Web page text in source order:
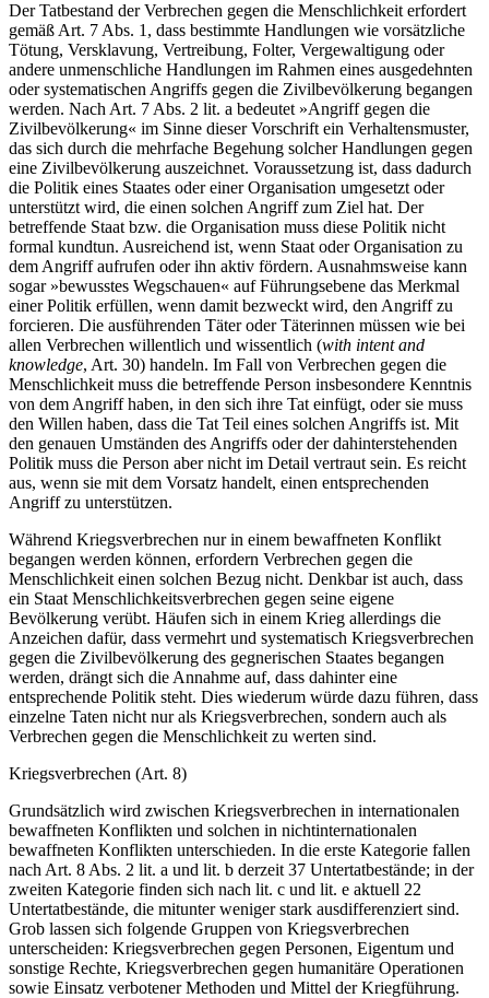
Der Tatbestand der Verbrechen gegen die Menschlichkeit erfor­dert
gemäß Art. 7 Abs. 1, dass bestimmte Handlungen wie vor­sätzliche
Tötung, Versklavung, Vertreibung, Folter, Vergewal­tigung oder
andere unmenschliche Handlungen im Rahmen eines ausgedehnten
oder systematischen Angriffs gegen die Zivilbevölkerung begangen
werden. Nach Art. 7 Abs. 2 lit. a bedeutet »Angriff gegen die
Zivilbevölkerung« im Sinne dieser Vorschrift ein Verhaltensmuster,
das sich durch die mehrfache Begehung solcher Handlungen gegen
eine Zivilbevölkerung auszeichnet. Voraussetzung ist, dass dadurch
die Politik eines Staates oder einer Organisation umgesetzt oder
unterstützt wird, die einen solchen Angriff zum Ziel hat. Der
betreffende Staat bzw. die Organisation muss diese Politik nicht
formal kundtun. Ausreichend ist, wenn Staat oder Organisation zu
dem Angriff aufrufen oder ihn aktiv fördern. Ausnahmsweise kann
sogar »bewusstes Wegschauen« auf Führungsebene das Merkmal
einer Politik erfüllen, wenn damit bezweckt wird, den Angriff zu
forcieren. Die ausführenden Täter oder Täterinnen müssen wie bei
allen Verbrechen willentlich und wissentlich (with intent and
knowledge, Art. 30) handeln. Im Fall von Verbre­chen gegen die
Menschlichkeit muss die betreffende Person insbesondere Kenntnis
von dem Angriff haben, in den sich ihre Tat einfügt, oder sie muss
den Willen haben, dass die Tat Teil eines solchen Angriffs ist. Mit
den genauen Umständen des Angriffs oder der dahinterstehenden
Politik muss die Person aber nicht im Detail vertraut sein. Es reicht
aus, wenn sie mit dem Vorsatz handelt, einen entsprechenden
Angriff zu unter­stützen.
Während Kriegsverbrechen nur in einem bewaffneten Kon­flikt
begangen werden können, erfordern Verbrechen gegen die
Menschlichkeit einen solchen Bezug nicht. Denkbar ist auch, dass
ein Staat Menschlichkeitsverbrechen gegen seine eigene
Bevölkerung verübt. Häufen sich in einem Krieg allerdings die
Anzeichen dafür, dass vermehrt und systematisch Kriegsverbrechen
gegen die Zivilbevölkerung des gegnerischen Staates be­gangen
werden, drängt sich die Annahme auf, dass dahinter eine
entsprechende Politik steht. Dies wiederum würde dazu führen, dass
einzelne Taten nicht nur als Kriegsverbrechen, son­dern auch als
Verbrechen gegen die Menschlichkeit zu werten sind.
Kriegsverbrechen (Art. 8)
Grundsätzlich wird zwischen Kriegsverbrechen in internatio­nalen
bewaffneten Konflikten und solchen in nichtinternationalen
bewaffneten Konflikten unterschieden. In die erste Kate­gorie fallen
nach Art. 8 Abs. 2 lit. a und lit. b derzeit 37 Unter­tatbestände; in der
zweiten Kategorie finden sich nach lit. c und lit. e aktuell 22
Untertatbestände, die mitunter weniger stark ausdifferenziert sind.
Grob lassen sich folgende Gruppen von Kriegsverbrechen
unterscheiden: Kriegsverbrechen gegen Perso­nen, Eigentum und
sonstige Rechte, Kriegsverbrechen gegen humanitäre Operationen
sowie Einsatz verbotener Methoden und Mittel der Kriegführung.